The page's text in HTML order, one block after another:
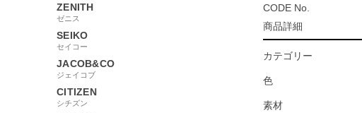
ZENITH
ゼニス
SEIKO
セイコー
JACOB&CO
ジェイコブ
CITIZEN
シチズン
CODE No.
商品詳細
カテゴリー
色
素材